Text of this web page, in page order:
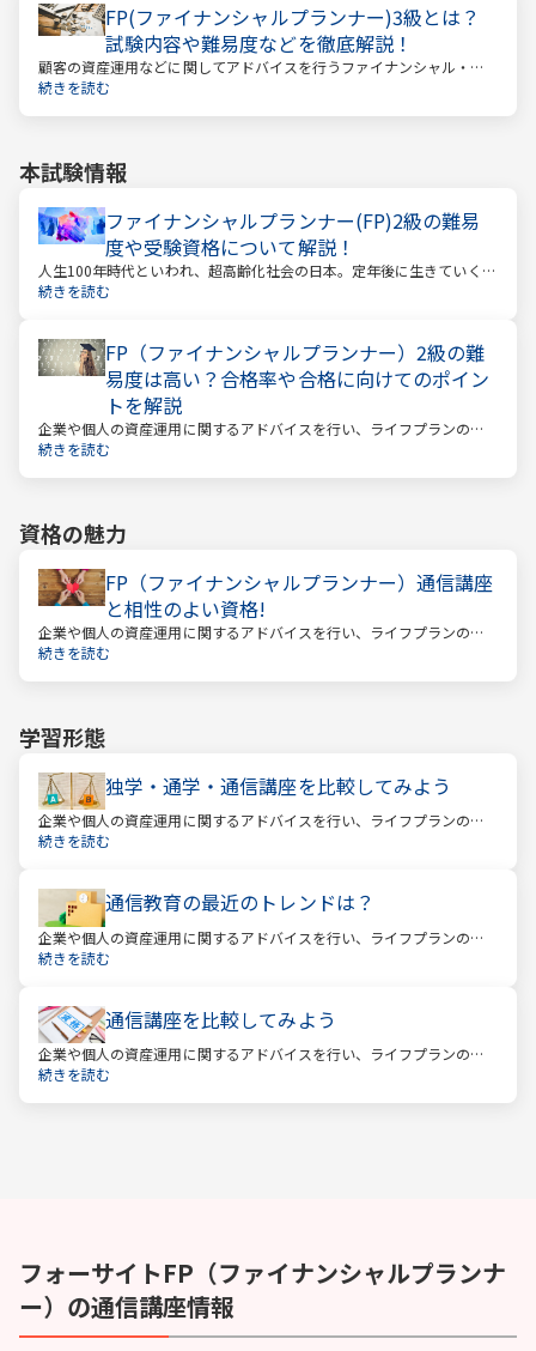
FP(ファイナンシャルプランナー)3級とは？
試験内容や難易度などを徹底解説！
顧客の資産運用などに関してアドバイスを行うファイナンシャル・プ
ランナー。このファイナンシャル・プランナーとして働くときに、大
続きを読む
本試験情報
ファイナンシャルプランナー(FP)2級の難易
度や受験資格について解説！
人生100年時代といわれ、超高齢化社会の日本。定年後に生きていく時
間も当然長くなっています。今どんな年齢の人でも、安心して暮らし
続きを読む
FP（ファイナンシャルプランナー）2級の難
易度は高い？合格率や合格に向けてのポイン
トを解説
企業や個人の資産運用に関するアドバイスを行い、ライフプランの設
計を提案するファイナンシャルプランナー。
続きを読む
資格の魅力
FP（ファイナンシャルプランナー）通信講座
と相性のよい資格!
企業や個人の資産運用に関するアドバイスを行い、ライフプランの設
計を提案するファイナンシャルプランナー
続きを読む
学習形態
独学・通学・通信講座を比較してみよう
企業や個人の資産運用に関するアドバイスを行い、ライフプランの設
計を提案するファイナンシャルプランナー。
続きを読む
通信教育の最近のトレンドは？
企業や個人の資産運用に関するアドバイスを行い、ライフプランの設
計を提案するファイナンシャルプランナー。
続きを読む
通信講座を比較してみよう
企業や個人の資産運用に関するアドバイスを行い、ライフプランの設
計を提案するファイナンシャルプランナー。
続きを読む
フォーサイトFP（ファイナンシャルプランナ
ー） の通信講座情報